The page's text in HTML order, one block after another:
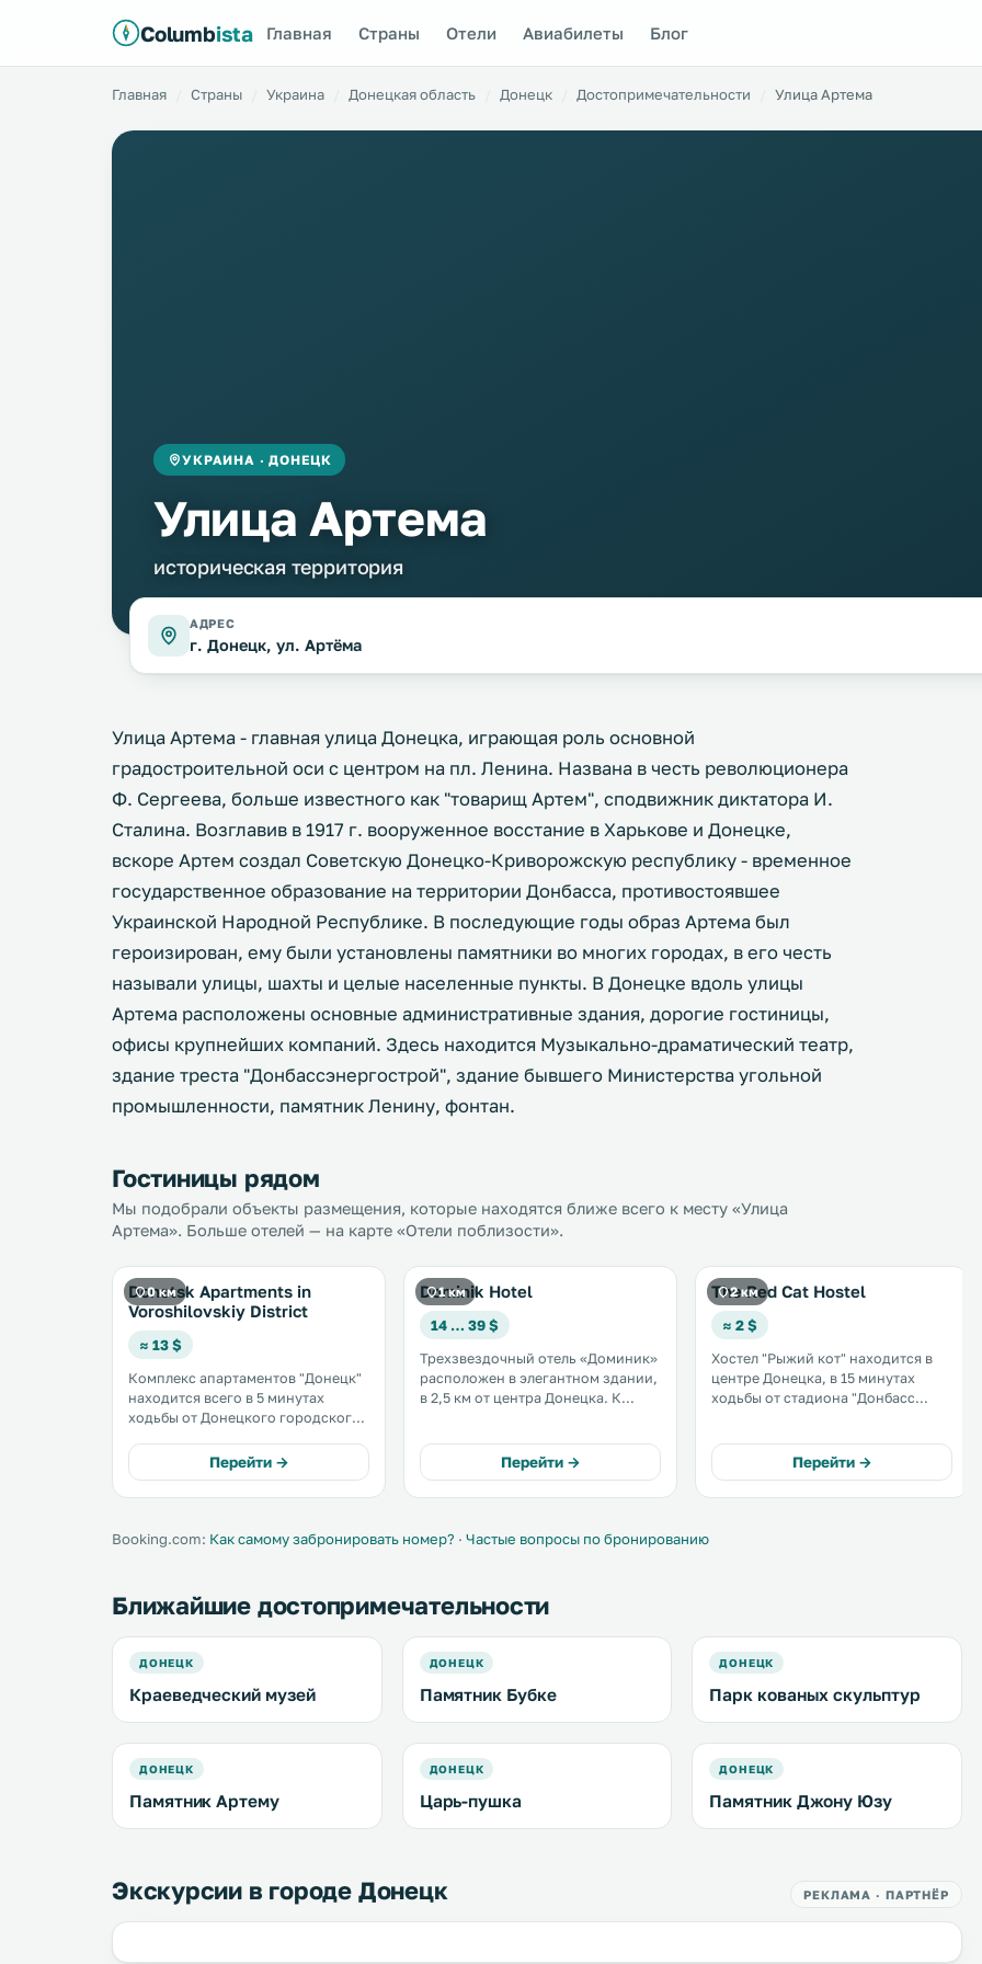
Columbista Главная Страны Отели Авиабилеты Блог
Главная Страны Украина Донецкая область Донецк Достопримечательности Улица Артема
УКРАИНА · ДОНЕЦК
Улица Артема
историческая территория
АДРЕС
г. Донецк, ул. Артёма
Улица Артема - главная улица Донецка, играющая роль основной
градостроительной оси с центром на пл. Ленина. Названа в честь революционера
Ф. Сергеева, больше известного как "товарищ Артем", сподвижник диктатора И.
Сталина. Возглавив в 1917 г. вооруженное восстание в Харькове и Донецке,
вскоре Артем создал Советскую Донецко-Криворожскую республику - временное
государственное образование на территории Донбасса, противостоявшее
Украинской Народной Республике. В последующие годы образ Артема был
героизирован, ему были установлены памятники во многих городах, в его честь
называли улицы, шахты и целые населенные пункты. В Донецке вдоль улицы
Артема расположены основные административные здания, дорогие гостиницы,
офисы крупнейших компаний. Здесь находится Музыкально-драматический театр,
здание треста "Донбассэнергострой", здание бывшего Министерства угольной
промышленности, памятник Ленину, фонтан.
Гостиницы рядом
Мы подобрали объекты размещения, которые находятся ближе всего к месту «Улица
Артема». Больше отелей — на карте «Отели поблизости».
0 км
Donetsk Apartments in
Voroshilovskiy District
≈ 13 $
Комплекс апартаментов "Донецк"
находится всего в 5 минутах
ходьбы от Донецкого городского
бесплатный Wi-Fi, кондиционер и
бесплатный трансфер из
Перейти →
1 км
Dominik Hotel
14 … 39 $
Трехзвездочный отель «Доминик»
расположен в элегантном здании,
в 2,5 км от центра Донецка. К
кабинетом и большим крытым
бассейном. .
Перейти →
2 км
The Red Cat Hostel
≈ 2 $
Хостел "Рыжий кот" находится в
центре Донецка, в 15 минутах
ходьбы от стадиона "Донбасс
круглосуточная стойка
регистрации. .
Перейти →
Booking.com: Как самому забронировать номер? · Частые вопросы по бронированию
Ближайшие достопримечательности
ДОНЕЦК
Краеведческий музей
ДОНЕЦК
Памятник Бубке
ДОНЕЦК
Парк кованых скульптур
ДОНЕЦК
Памятник Артему
ДОНЕЦК
Царь-пушка
ДОНЕЦК
Памятник Джону Юзу
Экскурсии в городе Донецк РЕКЛАМА · ПАРТНЁР